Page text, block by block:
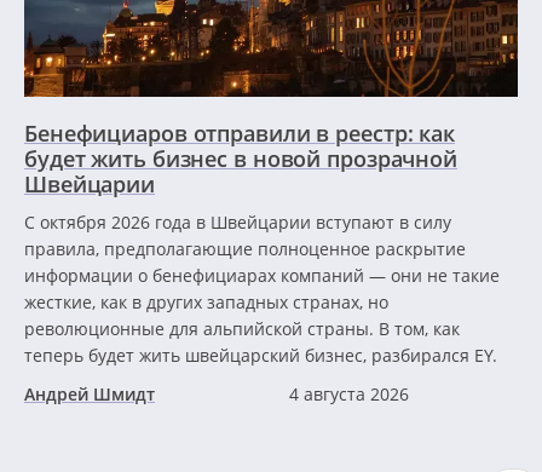
Бенефициаров отправили в реестр: как
будет жить бизнес в новой прозрачной
Швейцарии
С октября 2026 года в Швейцарии вступают в силу
правила, предполагающие полноценное раскрытие
информации о бенефициарах компаний — они не такие
жесткие, как в других западных странах, но
революционные для альпийской страны. В том, как
теперь будет жить швейцарский бизнес, разбирался EY.
Андрей Шмидт
4 августа 2026